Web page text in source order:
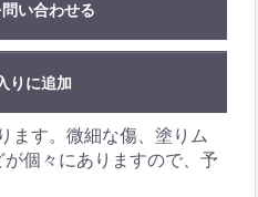
い合わせる
りに追加
ます。微細な傷、塗りム
個々にありますので、予